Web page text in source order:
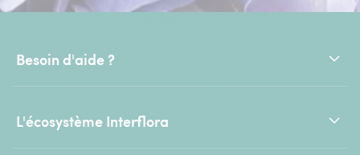
Besoin d'aide ?
L'écosystème Interflora